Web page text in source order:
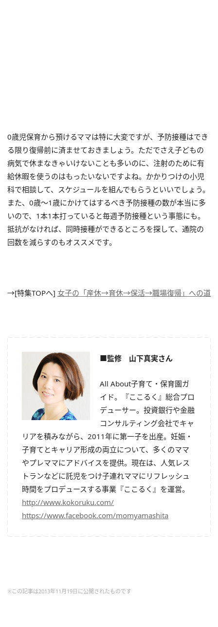
0歳児保育から預けるママは特に大変ですが、予防接種はでき
る限り復帰前に済ませておきましょう。ただでさえ子どもの
病気で休まなきゃいけないことも多いのに、注射のために有
給休暇を使うのはもったいないですよね。かかりつけの小児
科で相談して、スケジュールを組んでもらうといいでしょう。
また、0歳〜1歳にかけてはするべき予防接種の数が本当に多
いので、1本1本打っていると毎週予防接種という事態にも。
抵抗がなければ、同時接種ができるところを探して、通院の
回数を減らすのもオススメです。
→[特集TOPへ] 女子の「産休→育休→保活→職場復帰」への道
■監修 山下真実さん
All About子育て・保育園ガ
イド。『ここるく』総合プロ
デューサー。投資銀行や金融
コンサルティング会社でキャ
リアを積みながら、2011年に第一子を出産。妊娠・
子育てとキャリア形成の両立について、多くのママ
やプレママにアドバイスを提供。現在は、人気レス
トランなどに託児をつけ子連れママにリフレッシュ
時間をプロデュースする事業『ここるく』を運営。
http://www.kokoruku.com/
https://www.facebook.com/momyamashita
※この記事は2013年11月19日に公開されたものです